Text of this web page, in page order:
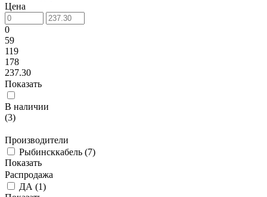
Цена
0
59
119
178
237.30
Показать
В наличии
(3)
Производители
Рыбинсккабель (7)
Показать
Распродажа
ДА (1)